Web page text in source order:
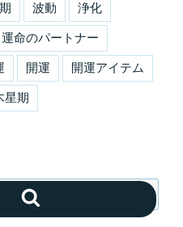
波動 浄化
運命のパートナー
開運 開運アイテム
星期
索